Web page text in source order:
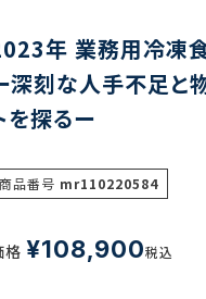
検索する
トップ
年 業務用冷凍
深刻な人手不足と
を探るー
商品番号 mr110220584
格 ¥108,900税込